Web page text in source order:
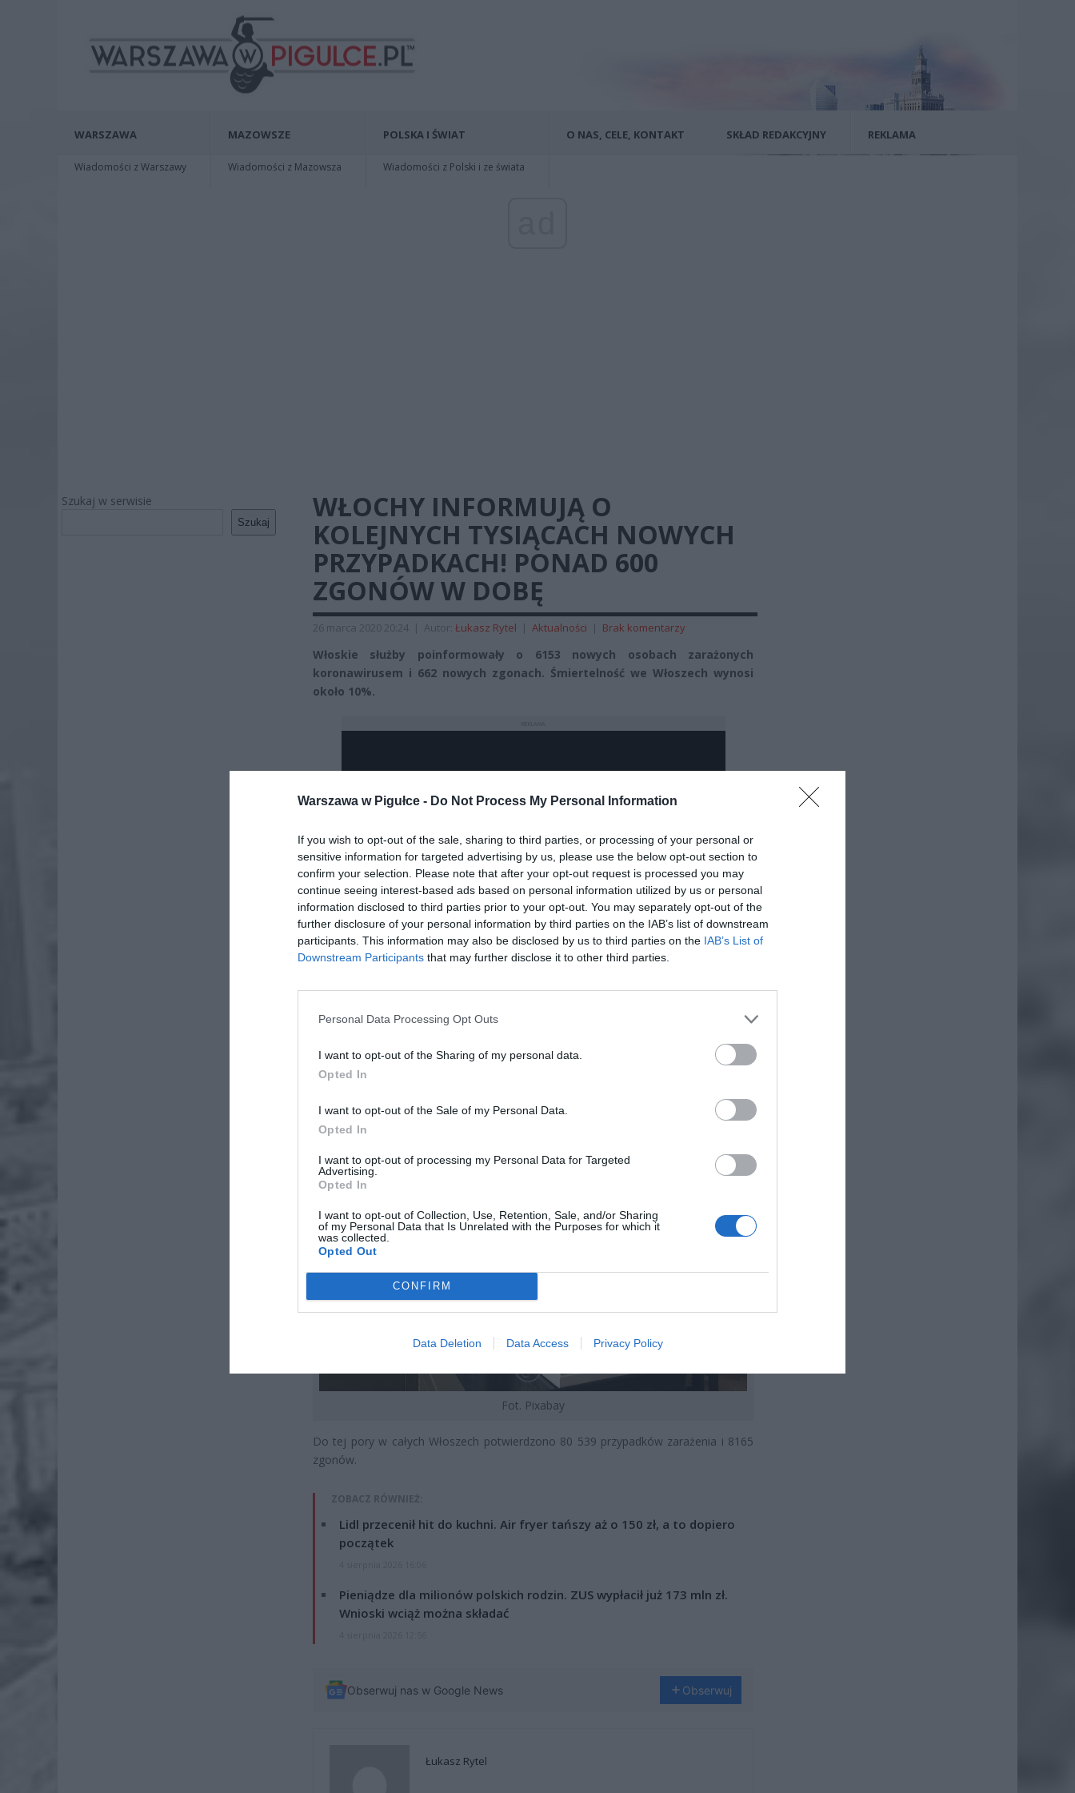
Warszawa w Pigułce - Do Not Process My Personal Information
If you wish to opt-out of the sale, sharing to third parties, or processing of your personal or
sensitive information for targeted advertising by us, please use the below opt-out section to
confirm your selection. Please note that after your opt-out request is processed you may
continue seeing interest-based ads based on personal information utilized by us or personal
information disclosed to third parties prior to your opt-out. You may separately opt-out of the
further disclosure of your personal information by third parties on the IAB’s list of downstream
participants. This information may also be disclosed by us to third parties on the IAB’s List of
Downstream Participants that may further disclose it to other third parties.
Personal Data Processing Opt Outs
I want to opt-out of the Sharing of my personal data.
Opted In
I want to opt-out of the Sale of my Personal Data.
Opted In
I want to opt-out of processing my Personal Data for Targeted
Advertising.
Opted In
I want to opt-out of Collection, Use, Retention, Sale, and/or Sharing
of my Personal Data that Is Unrelated with the Purposes for which it
was collected.
Opted Out
CONFIRM
Data Deletion Data Access Privacy Policy
WARSZAWA
Wiadomości z Warszawy
MAZOWSZE
Wiadomości z Mazowsza
POLSKA I ŚWIAT
Wiadomości z Polski i ze świata
O NAS, CELE, KONTAKT SKŁAD REDAKCYJNY REKLAMA
Szukaj w serwisie
Szukaj
WŁOCHY INFORMUJĄ O
KOLEJNYCH TYSIĄCACH NOWYCH
PRZYPADKACH! PONAD 600
ZGONÓW W DOBĘ
26 marca 2020 20:24 | Autor: Łukasz Rytel | Aktualności | Brak komentarzy
Włoskie służby poinformowały o 6153 nowych osobach zarażonych
koronawirusem i 662 nowych zgonach. Śmiertelność we Włoszech wynosi
około 10%.
Play
Dodaj nas do preferowanych źródeł w Google
Fot. Pixabay
Do tej pory w całych Włoszech potwierdzono 80 539 przypadków zarażenia i 8165
zgonów.
ZOBACZ RÓWNIEŻ:
Lidl przecenił hit do kuchni. Air fryer tańszy aż o 150 zł, a to dopiero
początek
Pieniądze dla milionów polskich rodzin. ZUS wypłacił już 173 mln zł.
Wnioski wciąż można składać
Obserwuj nas w Google News Obserwuj
Łukasz Rytel